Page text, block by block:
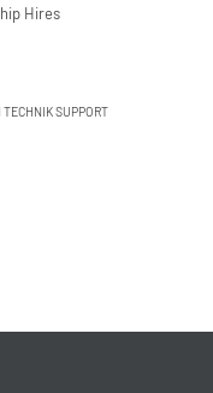
Hires
TECHNIK SUPPORT